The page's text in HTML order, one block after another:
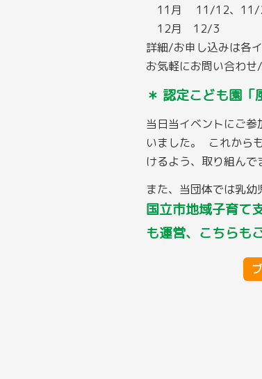
11月 11/12、11/
12月 12/3
詳細/お申し込みは各
お気軽にお問い合わせ
＊ 認定こども園「
当日当イベントにご
いました。 これから
けるよう、取り組んで
また、当団体では乳
国立市地域子育て
も運営、こちらも